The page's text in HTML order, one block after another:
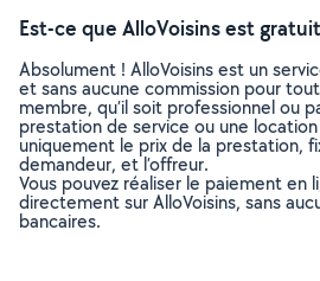
Est-ce que AlloVoisins est
Absolument ! AlloVoisins est un
et sans aucune commission pour
membre, qu’il soit professionnel ou
prestation de service ou une
uniquement le prix de la prestation,
demandeur, et l’offreur.
Vous pouvez réaliser le paiement en
directement sur AlloVoisins, sans
bancaires.